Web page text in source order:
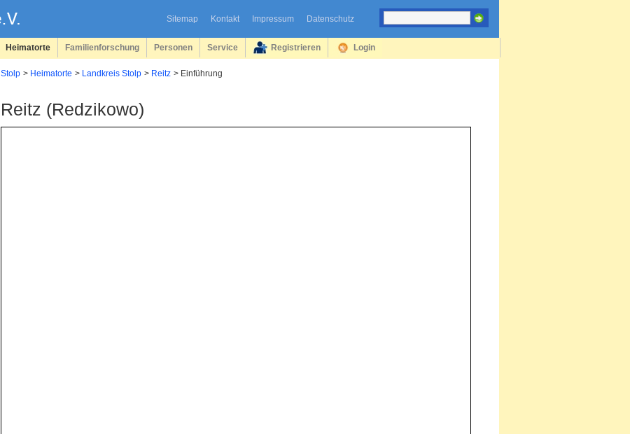
Sitemap Kontakt Impressum Datenschutz
Heimatorte Familienforschung Personen Service Registrieren Login
Stolp Heimatorte Landkreis Stolp Reitz Einführung
Reitz (Redzikowo)